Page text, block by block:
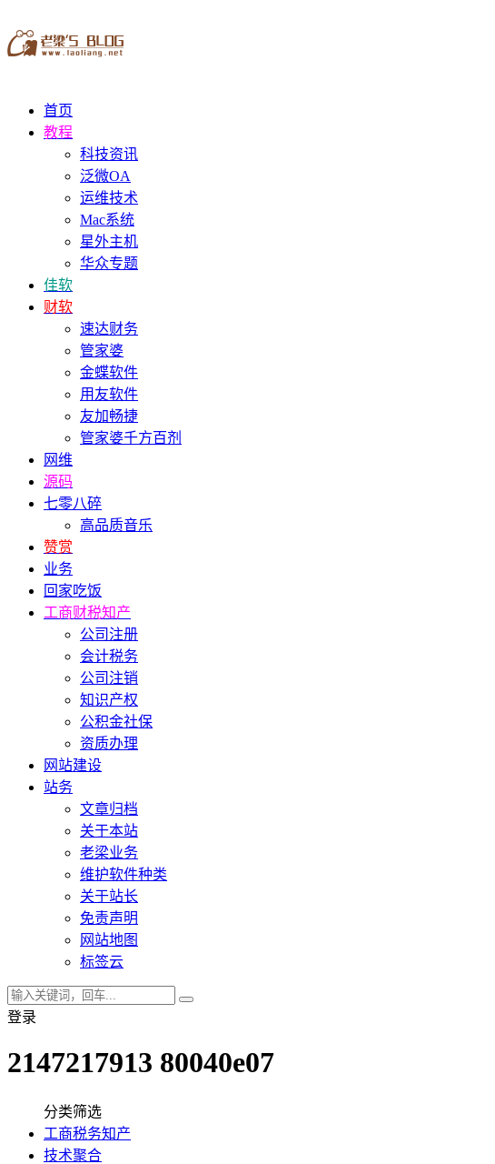
首页
教程
科技资讯
泛微OA
运维技术
Mac系统
星外主机
华众专题
佳软
财软
速达财务
管家婆
金蝶软件
用友软件
友加畅捷
管家婆千方百剂
网维
源码
七零八碎
高品质音乐
赞赏
业务
回家吃饭
工商财税知产
公司注册
会计税务
公司注销
知识产权
公积金社保
资质办理
网站建设
站务
文章归档
关于本站
老梁业务
维护软件种类
关于站长
免责声明
网站地图
标签云
登录
2147217913 80040e07
分类筛选
工商税务知产
技术聚合